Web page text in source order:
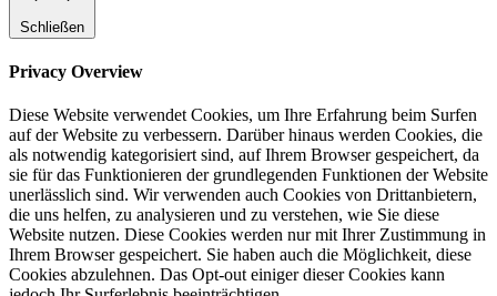
Schließen
Privacy Overview
Diese Website verwendet Cookies, um Ihre Erfahrung beim Surfen
auf der Website zu verbessern. Darüber hinaus werden Cookies, die
als notwendig kategorisiert sind, auf Ihrem Browser gespeichert, da
sie für das Funktionieren der grundlegenden Funktionen der Website
unerlässlich sind. Wir verwenden auch Cookies von Drittanbietern,
die uns helfen, zu analysieren und zu verstehen, wie Sie diese
Website nutzen. Diese Cookies werden nur mit Ihrer Zustimmung in
Ihrem Browser gespeichert. Sie haben auch die Möglichkeit, diese
Cookies abzulehnen. Das Opt-out einiger dieser Cookies kann